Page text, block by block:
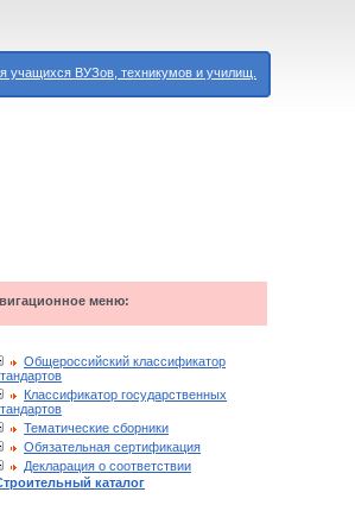
учащихся ВУЗов, техникумов и училищ.
меню:
Общероссийский классификатор
Классификатор государственных
Тематические сборники
Обязательная сертификация
Декларация о соответствии
каталог